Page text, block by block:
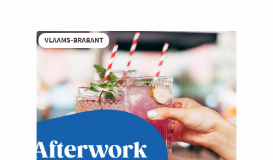
Moors,
Permanent
Vertegenwoordiger
België
de
Europese
VLAAMS-BRABANT